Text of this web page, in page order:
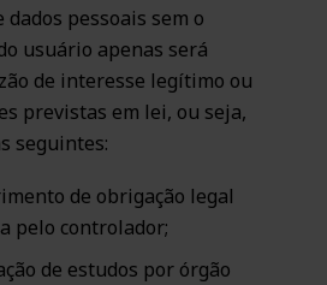
pessoais sem o
usuário apenas será
de interesse legítimo ou
previstas em lei, ou seja,
seguintes:
de obrigação legal
pelo controlador;
de estudos por órgão